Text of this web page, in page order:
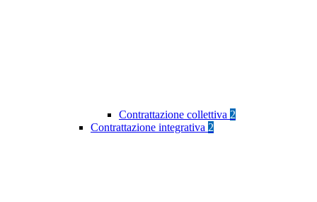
Contrattazione collettiva 2
Contrattazione integrativa 2